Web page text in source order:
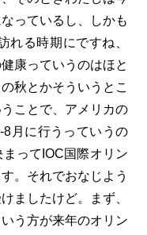
っているし、しかも
れる時期にですね、
康っていうのはほと
秋とかそういうとこ
ことで、アメリカの
月に行うっていうの
ってIOC国際オリン
。それでおなじよう
ましたけど。まず、
う方が来年のオリン